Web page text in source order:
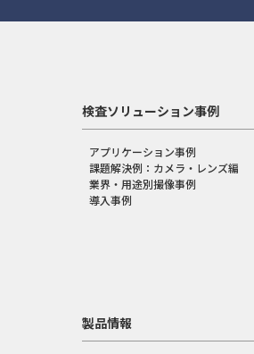
検査ソリューション事例
アプリケーション事例
課題解決例：カメラ・レンズ編
業界・用途別撮像事例
導入事例
製品情報